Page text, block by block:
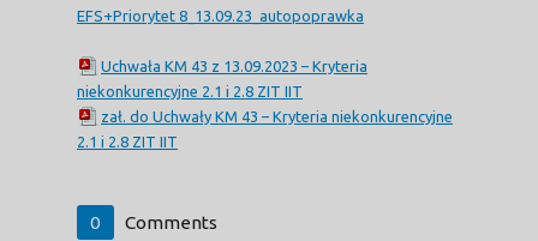
EFS+Priorytet 8_13.09.23_autopoprawka
Uchwała KM 43 z 13.09.2023 – Kryteria
niekonkurencyjne 2.1 i 2.8 ZIT IIT
zał. do Uchwały KM 43 – Kryteria niekonkurencyjne
2.1 i 2.8 ZIT IIT
0 Comments